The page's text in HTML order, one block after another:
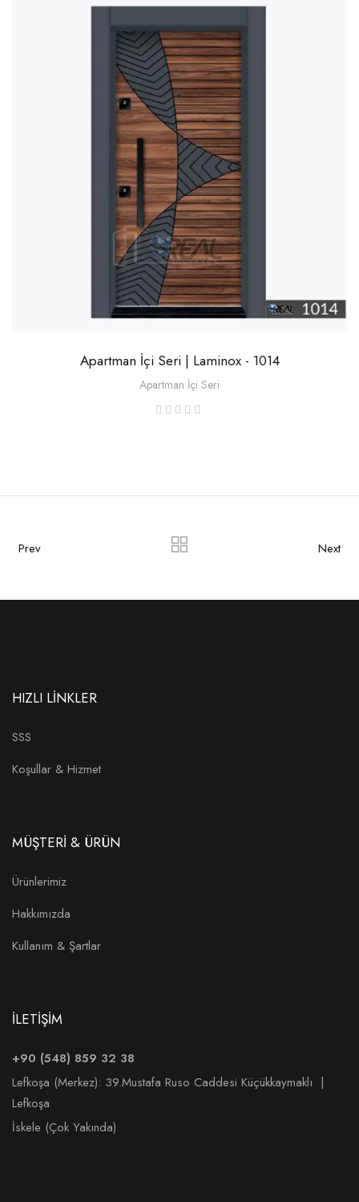
Apartman İçi Seri | Laminox - 1014
Apartman İçi Seri
Prev Next
HIZLI LİNKLER
SSS
Koşullar & Hizmet
MÜŞTERİ & ÜRÜN
Ürünlerimiz
Hakkımızda
Kullanım & Şartlar
İLETİŞİM
+90 (548) 859 32 38
Lefkoşa (Merkez): 39.Mustafa Ruso Caddesi Küçükkaymaklı |
Lefkoşa
İskele (Çok Yakında)